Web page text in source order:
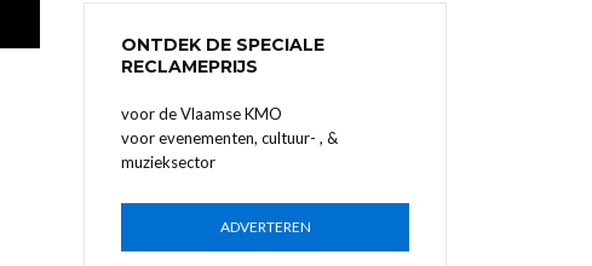
ONTDEK DE SPECIALE
RECLAMEPRIJS
voor de Vlaamse KMO
voor evenementen, cultuur- , &
muzieksector
ADVERTEREN